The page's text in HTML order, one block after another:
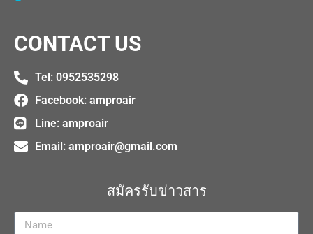
CONTACT US
Tel: 0952535298​
Facebook: amproair
Line: amproair
Email: amproair@gmail.com
สมัครรับข่าวสาร